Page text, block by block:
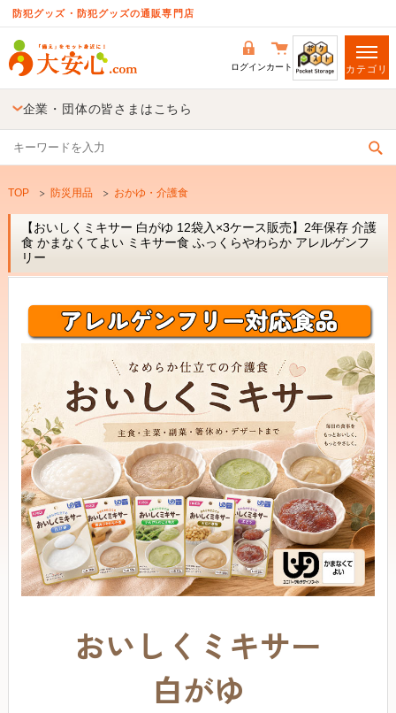
防犯グッズ・防犯グッズの通販専門店
ログインカート カテゴリ
企業・団体の皆さまはこちら
TOP 防災用品 おかゆ・介護食
【おいしくミキサー 白がゆ 12袋入×3ケース販売】2年保存 介護
食 かまなくてよい ミキサー食 ふっくらやわらか アレルゲンフ
リー
おいしくミキサー
白がゆ